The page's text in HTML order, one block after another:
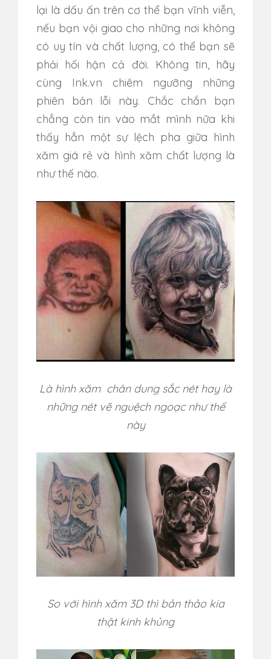
lại là dấu ấn trên cơ thể bạn vĩnh viễn,
nếu bạn vội giao cho những nơi không
có uy tín và chất lượng, có thể bạn sẽ
phải hối hận cả đời. Không tin, hãy
cùng Ink.vn chiêm ngưỡng những
phiên bản lỗi này. Chắc chắn bạn
chẳng còn tin vào mắt mình nữa khi
thấy hẳn một sự lệch pha giữa hình
xăm giá rẻ và hình xăm chất lượng là
như thế nào.
Là hình xăm chân dung sắc nét hay là
những nét vẽ nguệch ngoạc như thế
này
So với hình xăm 3D thì bản thảo kia
thật kinh khủng